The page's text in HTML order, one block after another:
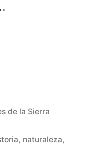
de la Sierra
, naturaleza,